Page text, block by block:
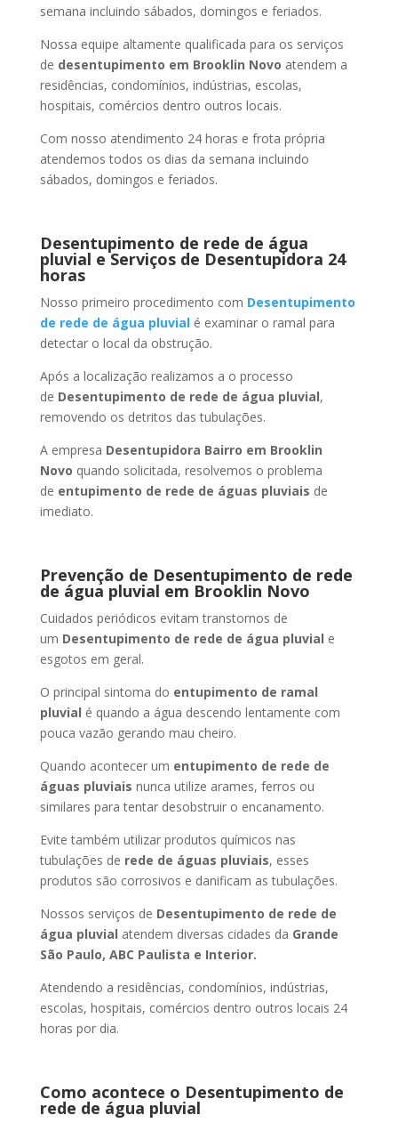
semana incluindo sábados, domingos e feriados.
Nossa equipe altamente qualificada para os serviços
de desentupimento em Brooklin Novo atendem a
residências, condomínios, indústrias, escolas,
hospitais, comércios dentro outros locais.
Com nosso atendimento 24 horas e frota própria
atendemos todos os dias da semana incluindo
sábados, domingos e feriados.
Desentupimento de rede de água
pluvial e Serviços de Desentupidora 24
horas
Nosso primeiro procedimento com Desentupimento
de rede de água pluvialé examinar o ramal para
detectar o local da obstrução.
Após a localização realizamos a o processo
de Desentupimento de rede de água pluvial,
removendo os detritos das tubulações.
A empresa Desentupidora Bairro em Brooklin
Novo quando solicitada, resolvemos o problema
de entupimento de rede de águas pluviais de
imediato.
Prevenção de Desentupimento de rede
de água pluvial em Brooklin Novo
Cuidados periódicos evitam transtornos de
um Desentupimento de rede de água pluvial e
esgotos em geral.
O principal sintoma do entupimento de ramal
pluvial é quando a água descendo lentamente com
pouca vazão gerando mau cheiro.
Quando acontecer um entupimento de rede de
águas pluviais nunca utilize arames, ferros ou
similares para tentar desobstruir o encanamento.
Evite também utilizar produtos químicos nas
tubulações de rede de águas pluviais, esses
produtos são corrosivos e danificam as tubulações.
Nossos serviços de Desentupimento de rede de
água pluvial atendem diversas cidades da Grande
São Paulo, ABC Paulista e Interior.
Atendendo a residências, condomínios, indústrias,
escolas, hospitais, comércios dentro outros locais 24
horas por dia.
Como acontece o Desentupimento de
rede de água pluvial